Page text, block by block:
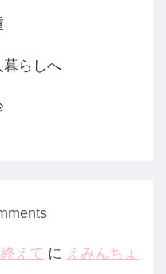
暮らしへ
えて に えみんちょ